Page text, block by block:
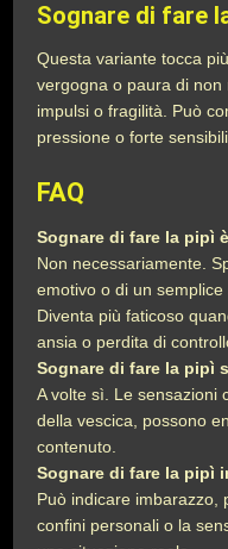
Sognare di fare
Questa variante tocca
vergogna o paura di non
impulsi o fragilità. Può
pressione o forte
FAQ
Sognare di fare la pipì
Non necessariamente.
emotivo o di un
Diventa più faticoso
ansia o perdita di
Sognare di fare la pipì
A volte sì. Le sensazioni
della vescica, possono
contenuto.
Sognare di fare la pipì
Può indicare imbarazzo,
confini personali o la